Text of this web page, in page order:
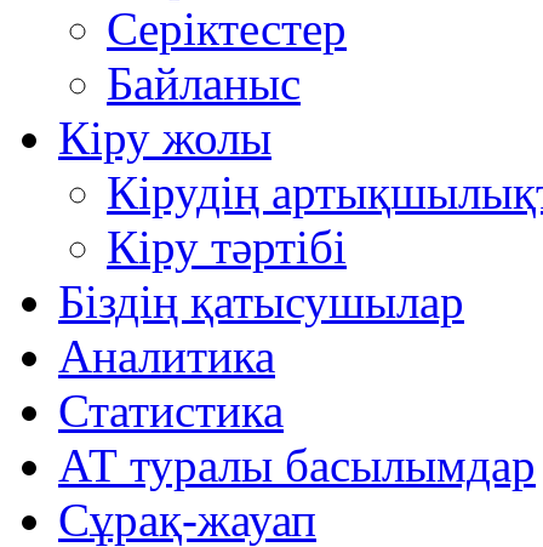
Серіктестер
Байланыс
Кіру жолы
Кірудің
Кіру тәртібі
Біздің қатысушылар
Аналитика
Статистика
АТ туралы басылымдар
Сұрақ-жауап